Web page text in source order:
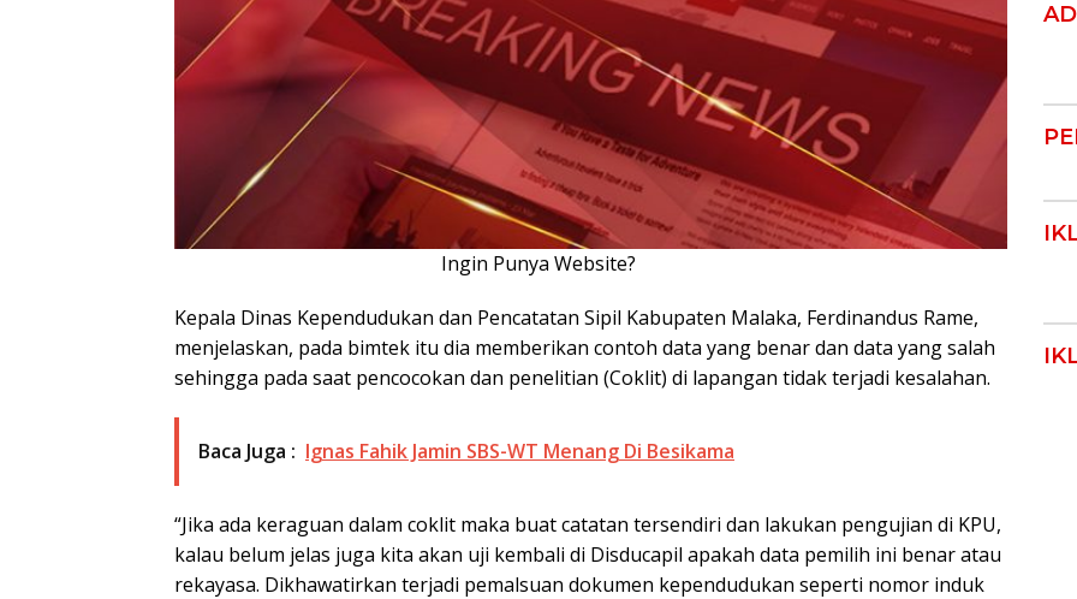
Ingin Punya Website?
Kepala Dinas Kependudukan dan Pencatatan Sipil Kabupaten Malaka, Ferdinandus Rame,
menjelaskan, pada bimtek itu dia memberikan contoh data yang benar dan data yang salah
sehingga pada saat pencocokan dan penelitian (Coklit) di lapangan tidak terjadi kesalahan.
Baca Juga : Ignas Fahik Jamin SBS-WT Menang Di Besikama
“Jika ada keraguan dalam coklit maka buat catatan tersendiri dan lakukan pengujian di KPU,
kalau belum jelas juga kita akan uji kembali di Disducapil apakah data pemilih ini benar atau
rekayasa. Dikhawatirkan terjadi pemalsuan dokumen kependudukan seperti nomor induk